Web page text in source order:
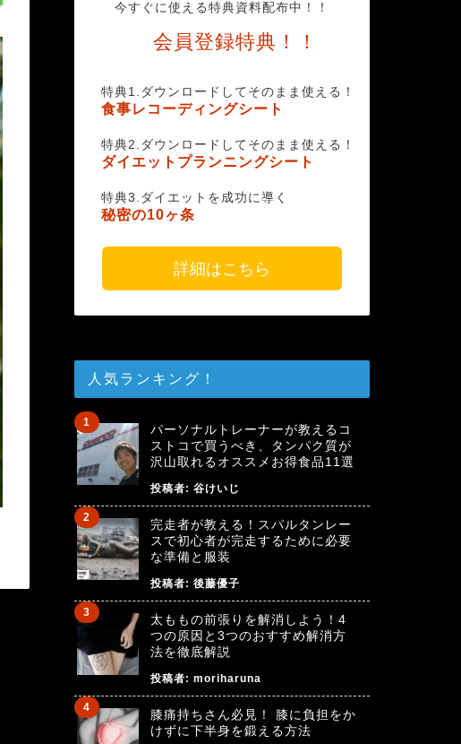
今すぐに使える特典資料配布中！！
会員登録特典！！
特典1.ダウンロードしてそのまま使える！
食事レコーディングシート
特典2.ダウンロードしてそのまま使える！
ダイエットプランニングシート
特典3.ダイエットを成功に導く
秘密の10ヶ条
詳細はこちら
人気ランキング！
パーソナルトレーナーが教えるコ
ストコで買うべき、タンパク質が
沢山取れるオススメお得食品11選
投稿者: 谷けいじ
完走者が教える！スパルタンレー
スで初心者が完走するために必要
な準備と服装
投稿者: 後藤優子
太ももの前張りを解消しよう！4
つの原因と3つのおすすめ解消方
法を徹底解説
投稿者: moriharuna
膝痛持ちさん必見！ 膝に負担をか
けずに下半身を鍛える方法